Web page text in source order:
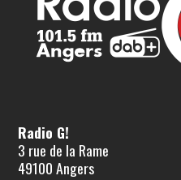
Radio G!
3 rue de la Rame
49100 Angers